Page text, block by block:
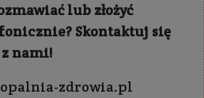
lub złożyć
Skontaktuj się
z nami!
zdrowia.pl